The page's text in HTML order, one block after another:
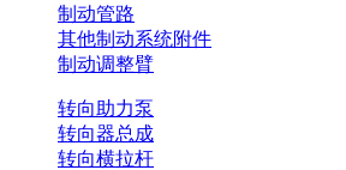
制动管路
其他制动系统附件
制动调整臂
转向助力泵
转向器总成
转向横拉杆